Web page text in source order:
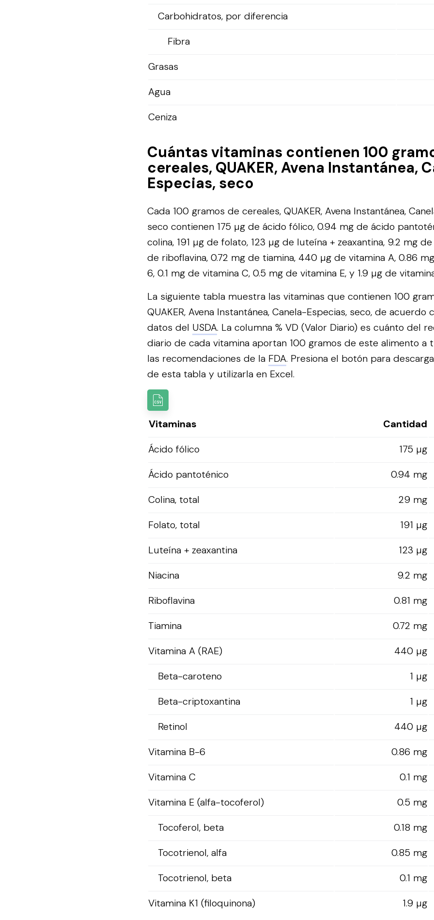
Carbohidratos, por diferencia
Fibra
Grasas
Agua
Ceniza
Cuántas vitaminas contienen 100
cereales, QUAKER, Avena Instantánea,
Especias, seco
Cada 100 gramos de cereales, QUAKER, Avena Instantánea,
seco contienen 175 µg de ácido fólico, 0.94 mg de ácido
colina, 191 µg de folato, 123 µg de luteína + zeaxantina, 9.2 mg de
de riboflavina, 0.72 mg de tiamina, 440 µg de vitamina A, 0.86
6, 0.1 mg de vitamina C, 0.5 mg de vitamina E, y 1.9 µg de
La siguiente tabla muestra las vitaminas que contienen 100
QUAKER, Avena Instantánea, Canela-Especias, seco, de acuerdo
datos del USDA. La columna % VD (Valor Diario) es cuánto del
diario de cada vitamina aportan 100 gramos de este alimento a
las recomendaciones de la FDA. Presiona el botón para
de esta tabla y utilizarla en Excel.
Vitaminas Cantidad
Ácido fólico
175 µg
Ácido pantoténico
0.94 mg
Colina, total
29 mg
Folato, total
191 µg
Luteína + zeaxantina
123 µg
Niacina
9.2 mg
Riboflavina
0.81 mg
Tiamina
0.72 mg
Vitamina A (RAE)
440 µg
Beta-caroteno
1 µg
Beta-criptoxantina
1 µg
Retinol
440 µg
Vitamina B-6
0.86 mg
Vitamina C
0.1 mg
Vitamina E (alfa-tocoferol)
0.5 mg
Tocoferol, beta
0.18 mg
Tocotrienol, alfa
0.85 mg
Tocotrienol, beta
0.1 mg
Vitamina K1 (filoquinona)
1.9 µg